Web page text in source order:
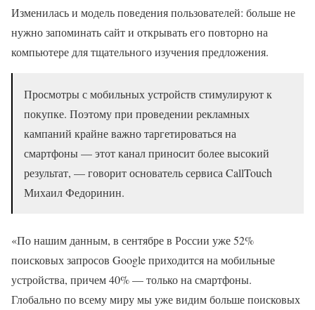
Изменилась и модель поведения пользователей: больше не
нужно запоминать сайт и открывать его повторно на
компьютере для тщательного изучения предложения.
Просмотры с мобильных устройств стимулируют к
покупке. Поэтому при проведении рекламных
кампаний крайне важно таргетироваться на
смартфоны — этот канал приносит более высокий
результат, — говорит основатель сервиса CallTouch
Михаил Федоринин.
«По нашим данным, в сентябре в России уже 52%
поисковых запросов Google приходится на мобильные
устройства, причем 40% — только на смартфоны.
Глобально по всему миру мы уже видим больше поисковых